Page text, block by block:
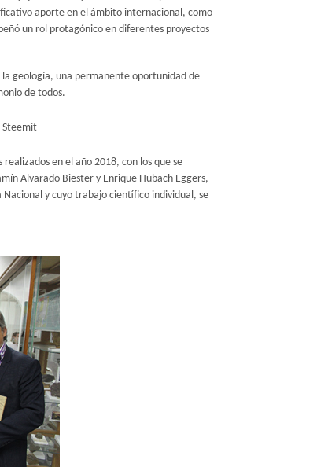
aporte en el ámbito internacional, como
un rol protagónico en diferentes proyectos
geología, una permanente oportunidad de
de todos.
en el año 2018, con los que se
Alvarado Biester y Enrique Hubach Eggers,
y cuyo trabajo científico individual, se